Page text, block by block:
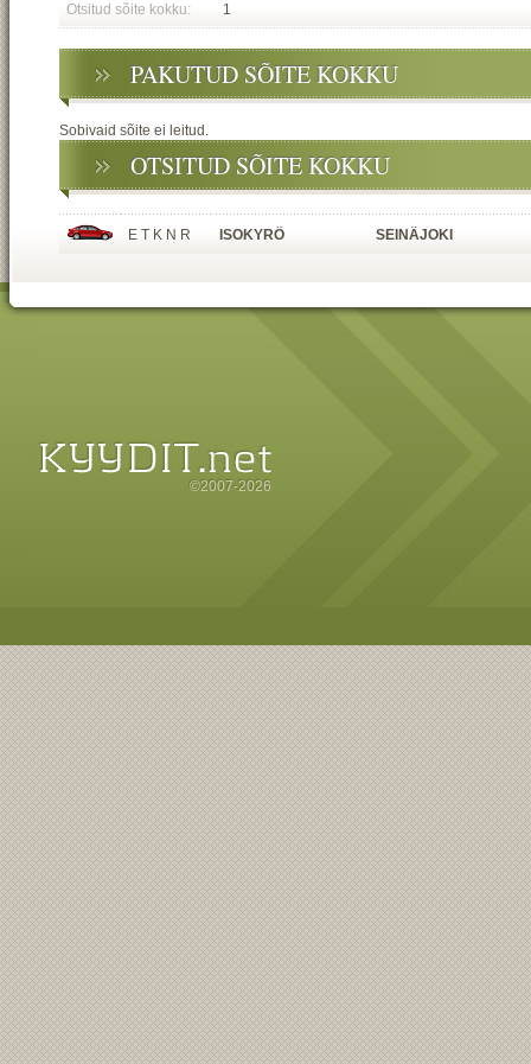
Otsitud sõite kokku: 1
PAKUTUD SÕITE KOKKU
Sobivaid sõite ei leitud.
OTSITUD SÕITE KOKKU
E T K N R ISOKYRÖ SEINÄJOKI
©2007-2026